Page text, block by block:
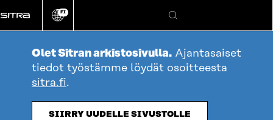
suoraan
sisältöön
Vaihda
kieli
FI
Hae
Olet Sitran arkistosivulla. Ajantasaiset
tiedot työstämme löydät osoitteesta
sitra.fi.
SIIRRY UUDELLE SIVUSTOLLE